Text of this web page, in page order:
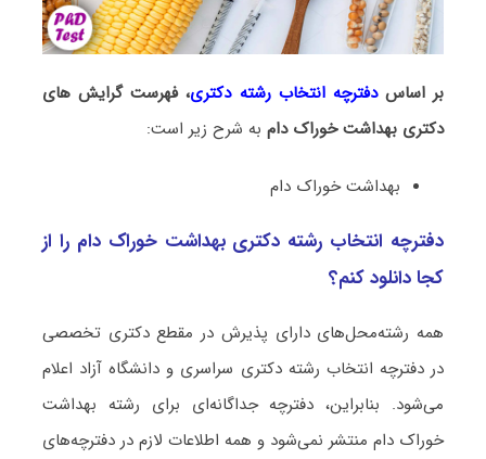
بر اساسدفترچه انتخاب رشته دکتری، فهرست گرایش های
دکتری ﺑﻬﺪاﺷﺖ ﺧﻮراک دام به شرح زیر است:
ﺑﻬﺪاﺷﺖ ﺧﻮراک دام
دفترچه انتخاب رشته دکتری ﺑﻬﺪاﺷﺖ ﺧﻮراک دام را از
کجا دانلود کنم؟
همه رشته‌محل‌های دارای پذیرش در مقطع دکتری تخصصی
در دفترچه انتخاب رشته دکتری سراسری و دانشگاه آزاد اعلام
می‌شود. بنابراین، دفترچه جداگانه‌ای برای رشته ﺑﻬﺪاﺷﺖ
ﺧﻮراک دام منتشر نمی‌شود و همه اطلاعات لازم در دفترچه‌های